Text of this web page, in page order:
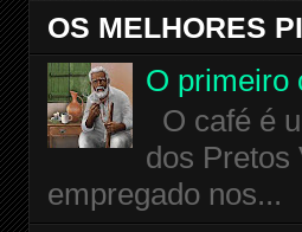
OS MELHORES
O primeiro
O café é
dos Pretos
empregado nos...